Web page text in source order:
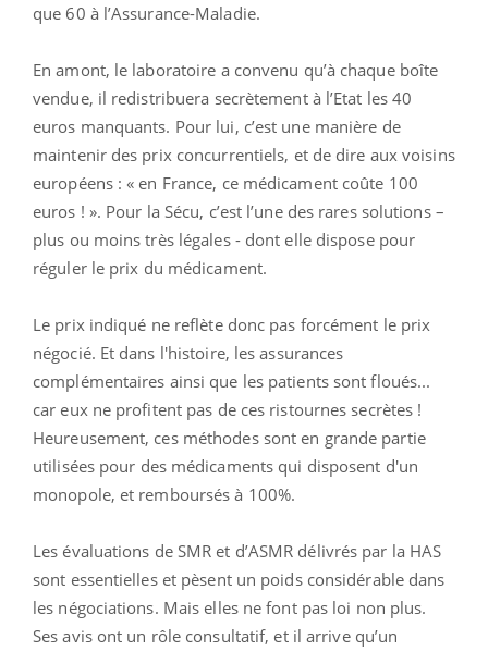
que 60 à l’Assurance-Maladie.
En amont, le laboratoire a convenu qu’à chaque boîte
vendue, il redistribuera secrètement à l’Etat les 40
euros manquants. Pour lui, c’est une manière de
maintenir des prix concurrentiels, et de dire aux voisins
européens : « en France, ce médicament coûte 100
euros ! ». Pour la Sécu, c’est l’une des rares solutions –
plus ou moins très légales - dont elle dispose pour
réguler le prix du médicament.
Le prix indiqué ne reflète donc pas forcément le prix
négocié. Et dans l'histoire, les assurances
complémentaires ainsi que les patients sont floués...
car eux ne profitent pas de ces ristournes secrètes !
Heureusement, ces méthodes sont en grande partie
utilisées pour des médicaments qui disposent d'un
monopole, et remboursés à 100%.
Les évaluations de SMR et d’ASMR délivrés par la HAS
sont essentielles et pèsent un poids considérable dans
les négociations. Mais elles ne font pas loi non plus.
Ses avis ont un rôle consultatif, et il arrive qu’un